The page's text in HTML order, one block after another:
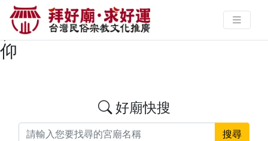
搜尋台南市北門區太歲燈廟宇資料
| 拜好廟求好運 找到與您有緣的信
仰
好廟快搜
搜尋